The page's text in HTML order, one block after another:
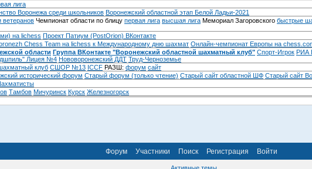
лига
Воронежа среди школьников Воронежский областной этап Белой Ладьи-2021
ветеранов Чемпионат области по блицу первая лига высшая лига Мемориал Загоровского быстрые
на lichess Проект Патиум (PostOrion) ВКонтакте
Chess Team на lichess к Международному дню шахмат Онлайн-чемпионат Европы на
области Группа ВКонтакте "Воронежский областной шахматный клуб" Спорт-Игрок РИА
Лицея №4 Нововоронежский ДДТ Труд-Черноземье
клуб СШОР №13 ICCF РАЗШ: форум сайт
исторический форум Cтарый форум (только чтение) Старый сайт областной ШФ Старый сайт
Тамбов Мичуринск Курск Железногорск
Форум Участники Поиск Регистрация Войти